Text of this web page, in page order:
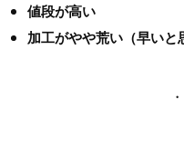
値段が高い
加工がやや荒い（早いと